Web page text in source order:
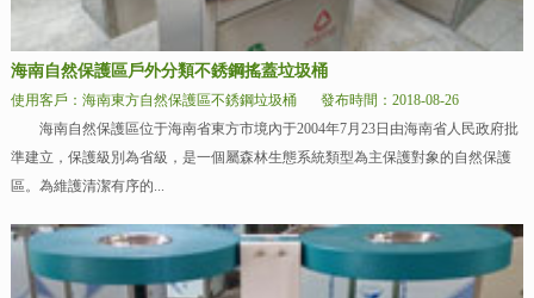
海南自然保護區戶外分類不銹鋼搖蓋垃圾桶
使用客戶：海南東方自然保護區不銹鋼垃圾桶
發布時間：2018-08-26
海南自然保護區位于海南省東方市境內于2004年7月23日由海南省人民政府批
準建立，保護級別為省級，是一個屬森林生態系統類型為主保護對象的自然保護
區。為維護清潔有序的...